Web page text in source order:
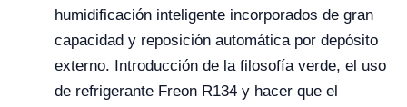
humidificación inteligente incorporados de gran
capacidad y reposición automática por depósito
externo. Introducción de la filosofía verde, el uso
de refrigerante Freon R134 y hacer que el